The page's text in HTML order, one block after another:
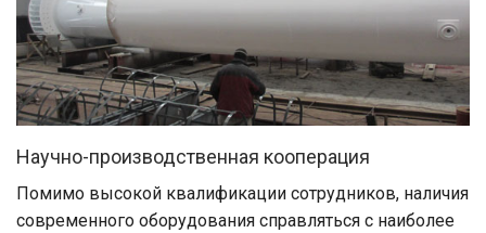
Научно-производственная кооперация
Помимо высокой квалификации сотрудников, наличия
современного оборудования справляться с наиболее